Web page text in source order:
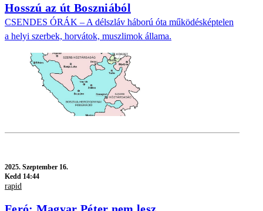
Hosszú az út Boszniából
CSENDES ÓRÁK – A délszláv háború óta működésképtelen
a helyi szerbek, horvátok, muszlimok állama.
2025. Szeptember 16.
Kedd 14:44
rapid